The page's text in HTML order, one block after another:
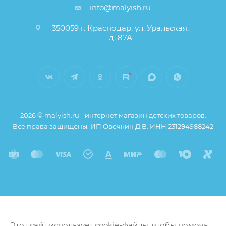
info@malyish.ru
350059 г. Краснодар, ул. Уральская,
д. 87А
2026 © malyish.ru - интернет магазин детских товаров.
Все права защищены. ИП Овечкин Д.В. ИНН 231294988242